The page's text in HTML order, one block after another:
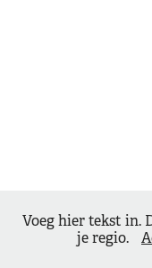
Voeg hier tekst in.
je regio.